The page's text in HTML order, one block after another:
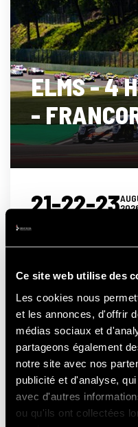
Ce site web utilise des
Les cookies nous
et les annonces, d'offrir
médias sociaux et
partageons également
notre site avec nos
publicité et d'analyse,
avec d'autres
ou qu'ils ont collectées
ELMS - 4
-
21-22-23